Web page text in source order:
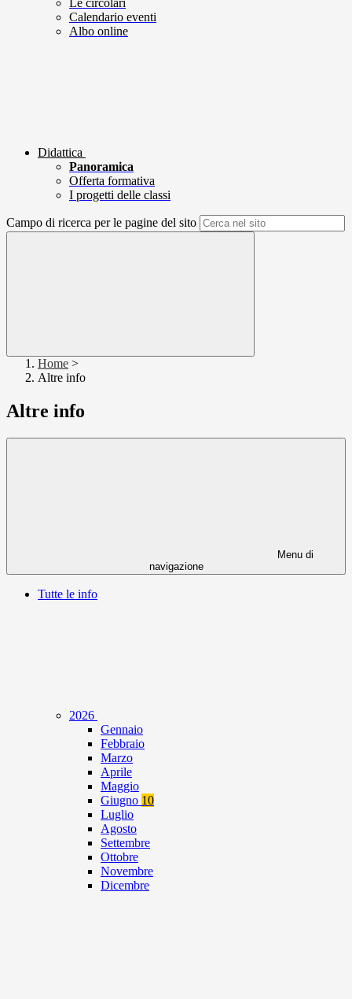
Le circolari
Calendario eventi
Albo online
Didattica
Panoramica
Offerta formativa
I progetti delle classi
Campo di ricerca per le pagine del sito
Home >
Altre info
Altre info
Menu di
navigazione
Tutte le info
2026
Gennaio
Febbraio
Marzo
Aprile
Maggio
Giugno 10
Luglio
Agosto
Settembre
Ottobre
Novembre
Dicembre